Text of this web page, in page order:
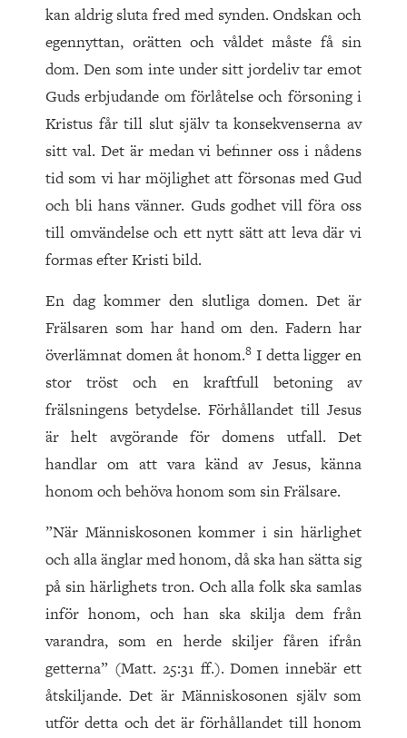
kan aldrig sluta fred med synden. Ondskan och
egennyttan, orätten och våldet måste få sin
dom. Den som inte under sitt jordeliv tar emot
Guds erbjudande om förlåtelse och försoning i
Kristus får till slut själv ta kon­sekvenserna av
sitt val. Det är medan vi befinner oss i nådens
tid som vi har möjlighet att försonas med Gud
och bli hans vänner. Guds godhet vill föra oss
till omvändelse och ett nytt sätt att leva där vi
formas efter Kristi bild.
En dag kommer den slutliga domen. Det är
Frälsaren som har hand om den. Fadern har
överlämnat domen åt honom.8 I detta ligger en
stor tröst och en kraftfull betoning av
frälsningens betydelse. Förhållandet till Jesus
är helt avgörande för domens utfall. Det
handlar om att vara känd av Jesus, känna
honom och behöva honom som sin Frälsare.
”När Människosonen kommer i sin härlighet
och alla änglar med honom, då ska han sätta sig
på sin härlighets tron. Och alla folk ska samlas
inför honom, och han ska skilja dem från
varandra, som en herde skiljer fåren ifrån
getterna” (Matt. 25:31 ff.). Domen innebär ett
åtskiljande. Det är Människosonen själv som
utför detta och det är förhållandet till honom